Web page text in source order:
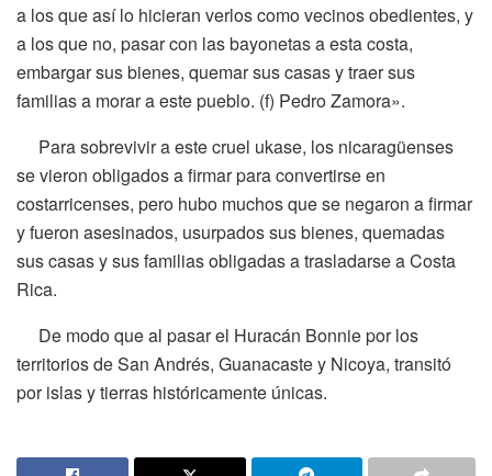
a los que así lo hicieran verlos como vecinos obedientes, y
a los que no, pasar con las bayonetas a esta costa,
embargar sus bienes, quemar sus casas y traer sus
familias a morar a este pueblo. (f) Pedro Zamora».
Para sobrevivir a este cruel ukase, los nicaragüenses
se vieron obligados a firmar para convertirse en
costarricenses, pero hubo muchos que se negaron a firmar
y fueron asesinados, usurpados sus bienes, quemadas
sus casas y sus familias obligadas a trasladarse a Costa
Rica.
De modo que al pasar el Huracán Bonnie por los
territorios de San Andrés, Guanacaste y Nicoya, transitó
por islas y tierras históricamente únicas.